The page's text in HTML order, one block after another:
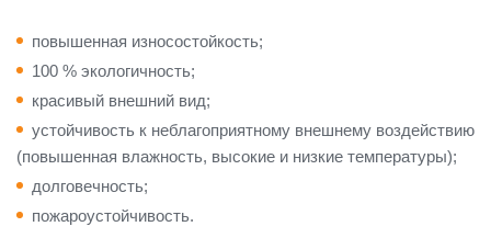
повышенная износостойкость;
100 % экологичность;
красивый внешний вид;
устойчивость к неблагоприятному внешнему воздействию
(повышенная влажность, высокие и низкие температуры);
долговечность;
пожароустойчивость.